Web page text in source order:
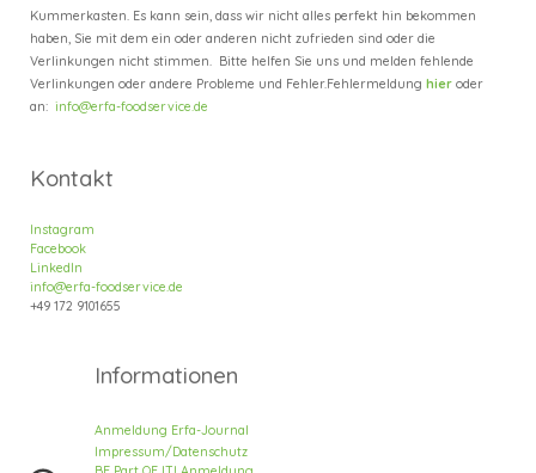
Kummerkasten. Es kann sein, dass wir nicht alles perfekt hin bekommen
haben, Sie mit dem ein oder anderen nicht zufrieden sind oder die
Verlinkungen nicht stimmen. Bitte helfen Sie uns und melden fehlende
Verlinkungen oder andere Probleme und Fehler.Fehlermeldunghier oder
an:info@erfa-foodservice.de
Kontakt
Instagram
Facebook
LinkedIn
info@erfa-foodservice.de
+49172 9101655
Informationen
Anmeldung Erfa-Journal
Impressum/Datenschutz